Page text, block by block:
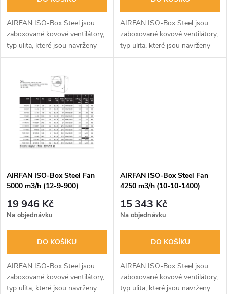
d
u
d
u
AIRFAN ISO-Box Steel jsou
zaboxované kovové ventilátory,
typ ulita, které jsou navrženy
pro provoz za vysokého
nízkou hladinu hluku.
Kompletní...
AIRFAN ISO-Box Steel jsou
zaboxované kovové ventilátory,
typ ulita, které jsou navrženy
pro provoz za vysokého
AIRFAN ISO-Box Steel Fan
5000 m3/h (12-9-900)
19 946 Kč
Na objednávku
DO KOŠÍKU
AIRFAN ISO-Box Steel jsou
zaboxované kovové ventilátory,
typ ulita, které jsou navrženy
AIRFAN ISO-Box Steel Fan
4250 m3/h (10-10-1400)
15 343 Kč
Na objednávku
DO KOŠÍKU
AIRFAN ISO-Box Steel jsou
zaboxované kovové ventilátory,
typ ulita, které jsou navrženy